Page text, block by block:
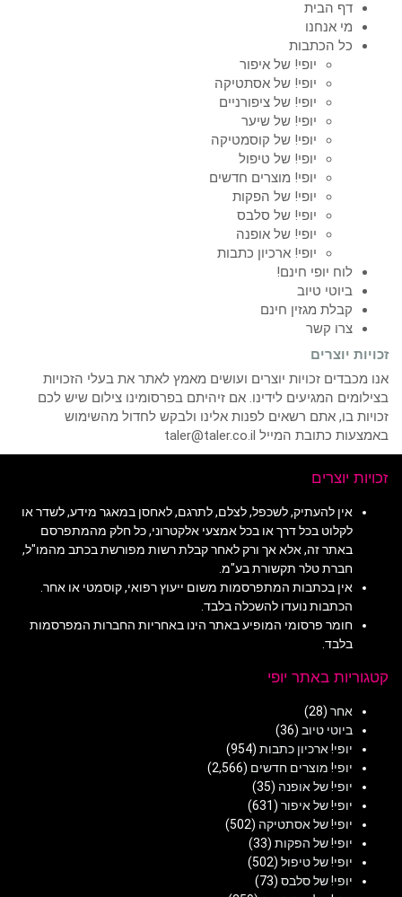
דף הבית
מי אנחנו
כל הכתבות
יופי! של איפור
יופי! של אסתטיקה
יופי! של ציפורניים
יופי! של שיער
יופי! של קוסמטיקה
יופי! של טיפול
יופי! מוצרים חדשים
יופי! של הפקות
יופי! של סלבס
יופי! של אופנה
יופי! ארכיון כתבות
לוח יופי חינם!
ביוטי טיוב
קבלת מגזין חינם
צרו קשר
זכויות יוצרים
אנו מכבדים זכויות יוצרים ועושים מאמץ לאתר את בעלי הזכויות
בצילומים המגיעים לידינו. אם זיהיתם בפרסומינו צילום שיש לכם
זכויות בו, אתם רשאים לפנות אלינו ולבקש לחדול מהשימוש
באמצעות כתובת המייל taler@taler.co.il
זכויות יוצרים
אין להעתיק, לשכפל, לצלם, לתרגם, לאחסן במאגר מידע, לשדר או
לקלוט בכל דרך או בכל אמצעי אלקטרוני, כל חלק מהמתפרסם
באתר זה, אלא אך ורק לאחר קבלת רשות מפורשת בכתב מהמו"ל,
חברת טלר תקשורת בע"מ.
אין בכתבות המתפרסמות משום ייעוץ רפואי, קוסמטי או אחר.
הכתבות נועדו להשכלה בלבד.
חומר פרסומי המופיע באתר הינו באחריות החברות המפרסמות
בלבד.
קטגוריות באתר יופי
אחר (28)
ביוטי טיוב (36)
יופי! ארכיון כתבות (954)
יופי! מוצרים חדשים (2,566)
יופי! של אופנה (35)
יופי! של איפור (631)
יופי! של אסתטיקה (502)
יופי! של הפקות (33)
יופי! של טיפול (502)
יופי! של סלבס (73)